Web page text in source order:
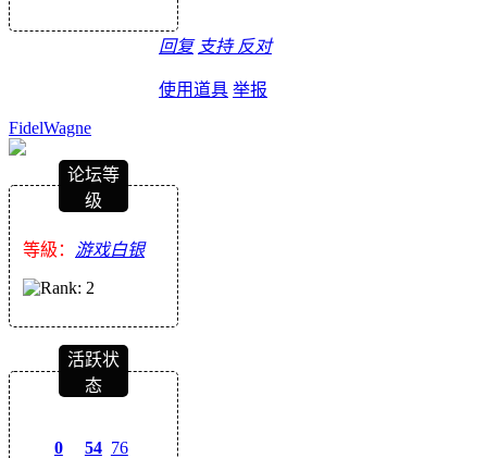
回复 支持 反对
使用道具 举报
FidelWagne
论坛等
级
等級： 游戏白银
活跃状
态
0 54 76